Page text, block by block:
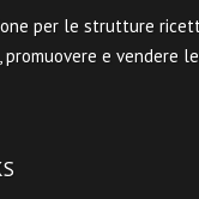
per le strutture
e vendere